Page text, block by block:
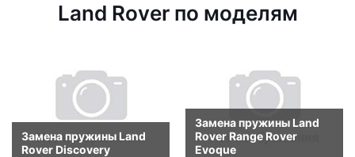
Land Rover по моделям
Замена пружины Land
Rover Discovery
Замена пружины Land
Rover Range Rover
Evoque